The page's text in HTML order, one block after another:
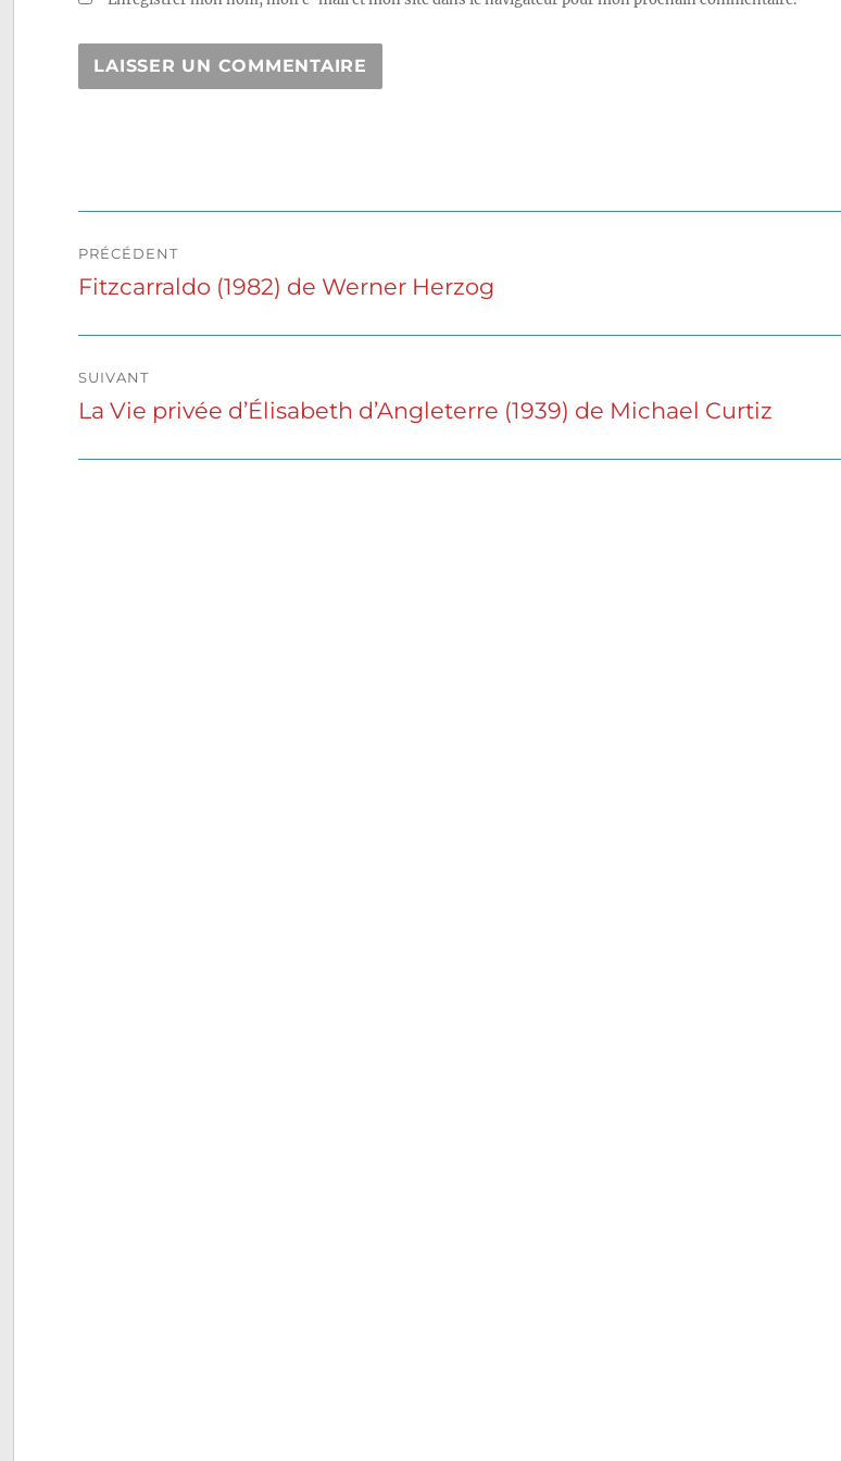
de
PRÉCÉDENT
Publication
Fitzcarraldo (1982) de Werner Herzog
SUIVANT
Publication
La Vie privée d’Élisabeth d’Angleterre (1939) de Michael Curtiz